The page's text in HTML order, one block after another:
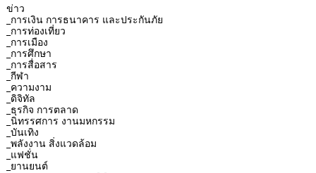
ข่าว
_การเงิน การธนาคาร และประกันภัย
_การท่องเที่ยว
_การเมือง
_การศึกษา
_การสื่อสาร
_กีฬา
_ความงาม
_ดิจิทัล
_ธุรกิจ การตลาด
_นิทรรศการ งานมหกรรม
_บันเทิง
_พลังงาน สิ่งแวดล้อม
_แฟชั่น
_ยานยนต์